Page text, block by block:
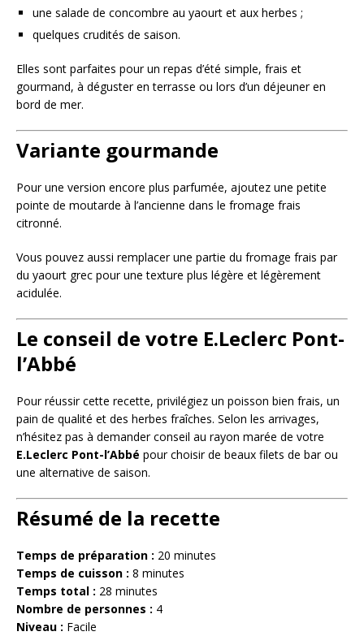
une salade de concombre au yaourt et aux herbes ;
quelques crudités de saison.
Elles sont parfaites pour un repas d’été simple, frais et
gourmand, à déguster en terrasse ou lors d’un déjeuner en
bord de mer.
Variante gourmande
Pour une version encore plus parfumée, ajoutez une petite
pointe de moutarde à l’ancienne dans le fromage frais
citronné.
Vous pouvez aussi remplacer une partie du fromage frais par
du yaourt grec pour une texture plus légère et légèrement
acidulée.
Le conseil de votre E.Leclerc Pont-
l’Abbé
Pour réussir cette recette, privilégiez un poisson bien frais, un
pain de qualité et des herbes fraîches. Selon les arrivages,
n’hésitez pas à demander conseil au rayon marée de votre
E.Leclerc Pont-l’Abbé pour choisir de beaux filets de bar ou
une alternative de saison.
Résumé de la recette
Temps de préparation : 20 minutes
Temps de cuisson : 8 minutes
Temps total : 28 minutes
Nombre de personnes : 4
Niveau : Facile